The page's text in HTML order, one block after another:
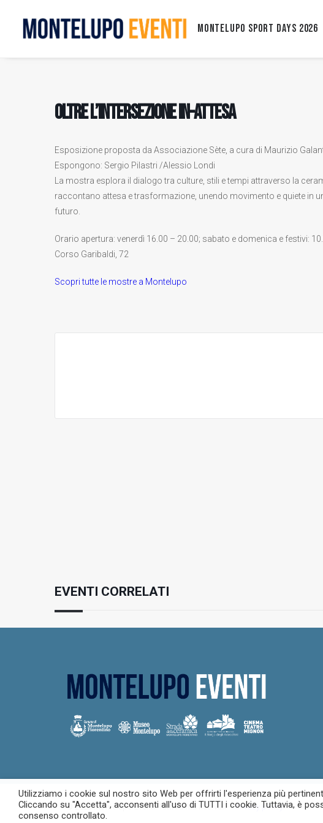
Montelupo Sport Days 2026
Oltre l’intersezione in-attesa
Esposizione proposta da Associazione Sète, a cura di Maurizio
Espongono: Sergio Pilastri /Alessio Londi
La mostra esplora il dialogo tra culture, stili e tempi attraverso la
raccontano attesa e trasformazione, unendo movimento e quiete in
futuro.
Orario apertura: venerdì 16.00 – 20.00; sabato e domenica e festivi:
Corso Garibaldi, 72
Scopri tutte le mostre a Montelupo
EVENTI CORRELATI
© 2023 Montelupo Eventi. Tutti i diritti riservati –Privacy policy
Utilizziamo i cookie sul nostro sito Web per offrirti l'esperienza più
Cliccando su "Accetta", acconsenti all'uso di TUTTI i cookie. Tuttavia, è
consenso controllato.